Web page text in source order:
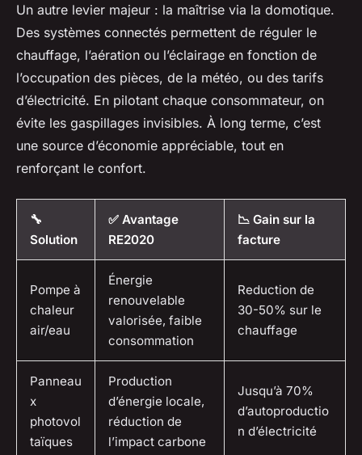
Un autre levier majeur : la maîtrise via la domotique.
Des systèmes connectés permettent de réguler le
chauffage, l’aération ou l’éclairage en fonction de
l’occupation des pièces, de la météo, ou des tarifs
d’électricité. En pilotant chaque consommateur, on
évite les gaspillages invisibles. À long terme, c’est
une source d’économie appréciable, tout en
renforçant le confort.
🔧
Solution
✅ Avantage
RE2020
📉 Gain sur la
facture
Pompe à
chaleur
air/eau
Énergie
renouvelable
valorisée, faible
consommation
Reduction de
30-50% sur le
chauffage
Panneau
x
photovol
taïques
Production
d’énergie locale,
réduction de
l’impact carbone
Jusqu’à 70%
d’autoproductio
n d’électricité